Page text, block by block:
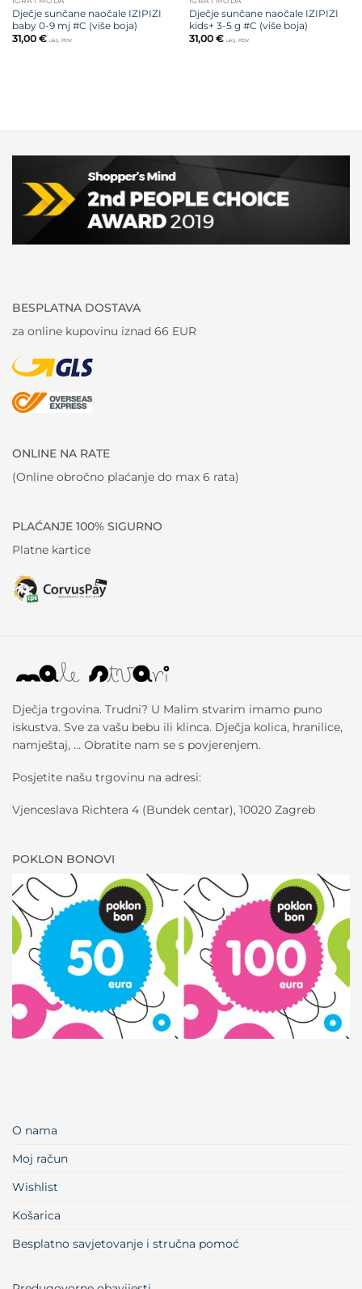
Dječje sunčane naočale IZIPIZI
baby 0-9 mj #C (više boja)
31,00 € uklj. PDV
Dječje sunčane naočale IZIPIZI
kids+ 3-5 g #C (više boja)
31,00 € uklj. PDV
BESPLATNA DOSTAVA
za online kupovinu iznad 66 EUR
ONLINE NA RATE
(Online obročno plaćanje do max 6 rata)
PLAĆANJE 100% SIGURNO
Platne kartice
Dječja trgovina. Trudni? U Malim stvarim imamo puno
iskustva. Sve za vašu bebu ili klinca. Dječja kolica, hranilice,
namještaj, … Obratite nam se s povjerenjem.
Posjetite našu trgovinu na adresi:
Vjenceslava Richtera 4 (Bundek centar), 10020 Zagreb
POKLON BONOVI
O nama
Moj račun
Wishlist
Košarica
Besplatno savjetovanje i stručna pomoć